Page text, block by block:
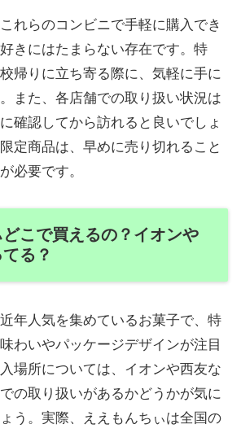
れらのコンビニで手軽に購入でき
きにはたまらない存在です。特
帰りに立ち寄る際に、気軽に手に
また、各店舗での取り扱い状況は
確認してから訪れると良いでしょ
定商品は、早めに売り切れること
必要です。
こで買えるの？イオンや
る？
年人気を集めているお菓子で、特
わいやパッケージデザインが注目
場所については、イオンや西友な
の取り扱いがあるかどうかが気に
う。実際、ええもんちぃは全国の